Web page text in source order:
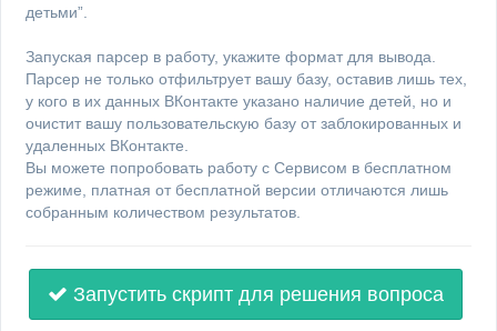
детьми”.
Запуская парсер в работу, укажите формат для вывода.
Парсер не только отфильтрует вашу базу, оставив лишь тех,
у кого в их данных ВКонтакте указано наличие детей, но и
очистит вашу пользовательскую базу от заблокированных и
удаленных ВКонтакте.
Вы можете попробовать работу с Сервисом в бесплатном
режиме, платная от бесплатной версии отличаются лишь
собранным количеством результатов.
Запустить скрипт для решения вопроса